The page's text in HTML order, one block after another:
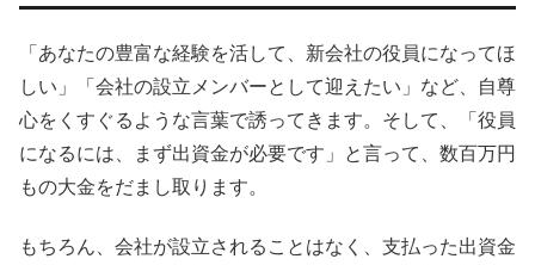
「あなたの豊富な経験を活して、新会社の役員になってほ
しい」「会社の設立メンバーとして迎えたい」など、自尊
心をくすぐるような言葉で誘ってきます。そして、「役員
になるには、まず出資金が必要です」と言って、数百万円
もの大金をだまし取ります。
もちろん、会社が設立されることはなく、支払った出資金